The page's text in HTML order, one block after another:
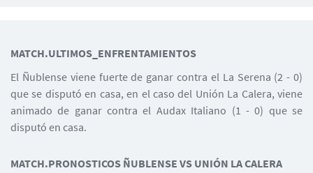
MATCH.PRONOSTICOS ÑUBLENSE VS UNIÓN LA CALERA
1
N. Pérez
O. Bosso C. Labrín
G. Campusano
MATCH.ULTIMOS_ENFRENTAMIENTOS
El Ñublense viene fuerte de ganar contra el La Serena (2 - 0)
que se disputó en casa, en el caso del Unión La Calera, viene
animado de ganar contra el Audax Italiano (1 - 0) que se
disputó en casa.